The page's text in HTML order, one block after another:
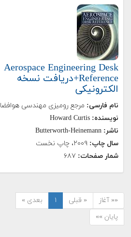
Aerospace Engineering Desk
Reference+دریافت نسخه‌
الکترونیکی
نام فارسی: مرجع رومیزی مهندسی هوافضا
نویسنده: Howard Curtis
ناشر: Butterworth-Heinemann
سال چاپ: ۲۰۰۹، چاپ نخست
شمار صفحات: ۶۸۷
«« آغاز « قبلی ۱
بعدی »
پایان »»